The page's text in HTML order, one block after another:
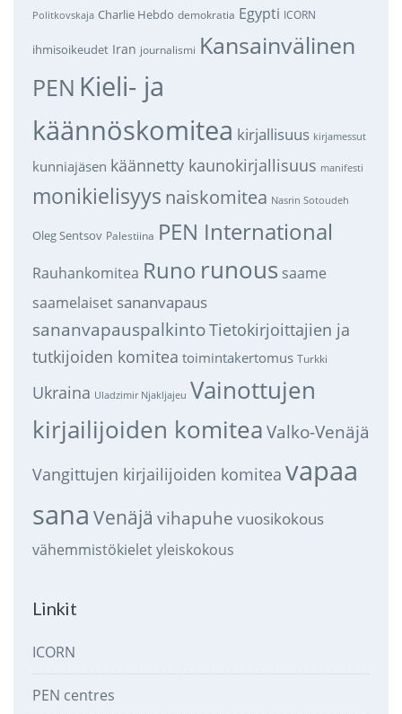
Politkovskaja Charlie Hebdo demokratia Egypti ICORN
ihmisoikeudet Iran journalismi Kansainvälinen
PEN Kieli- ja
käännöskomitea kirjallisuus kirjamessut
kunniajäsen käännetty kaunokirjallisuus manifesti
monikielisyys naiskomitea Nasrin Sotoudeh
Oleg Sentsov Palestiina PEN International
Rauhankomitea Runo runous saame
saamelaiset sananvapaus
sananvapauspalkintoTietokirjoittajien ja
tutkijoiden komitea toimintakertomus Turkki
Ukraina Uladzimir Njakljajeu Vainottujen
kirjailijoiden komitea Valko-Venäjä
Vangittujen kirjailijoiden komitea vapaa
sana Venäjä vihapuhe vuosikokous
vähemmistökieletyleiskokous
Linkit
ICORN
PEN centres